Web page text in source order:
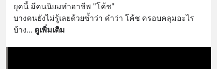
ยุคนี้ มีคนนิยมทำอาชีพ "โค้ช"
บางคนยังไม่รู้เลยด้วยซ้ำว่า คำว่า โค้ช ครอบคลุมอะไร
บ้าง... ดูเพิ่มเติม